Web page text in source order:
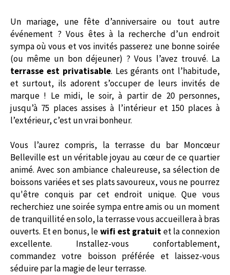
Un mariage, une fête d’anniversaire ou tout autre
événement ? Vous êtes à la recherche d’un endroit
sympa où vous et vos invités passerez une bonne soirée
(ou même un bon déjeuner) ? Vous l’avez trouvé. La
terrasse est privatisable. Les gérants ont l’habitude,
et surtout, ils adorent s’occuper de leurs invités de
marque ! Le midi, le soir, à partir de 20 personnes,
jusqu’à 75 places assises à l’intérieur et 150 places à
l’extérieur, c’est un vrai bonheur.
Vous l’aurez compris, la terrasse du bar Moncœur
Belleville est un véritable joyau au cœur de ce quartier
animé. Avec son ambiance chaleureuse, sa sélection de
boissons variées et ses plats savoureux, vous ne pourrez
qu'être conquis par cet endroit unique. Que vous
recherchiez une soirée sympa entre amis ou un moment
de tranquillité en solo, la terrasse vous accueillera à bras
ouverts. Et en bonus, lewifi est gratuitet la connexion
excellente. Installez-vous confortablement,
commandez votre boisson préférée et laissez-vous
séduire par la magie de leur terrasse.